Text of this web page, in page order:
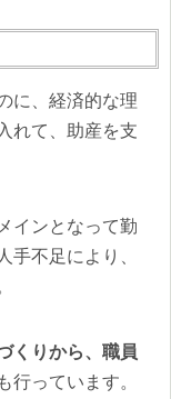
に、経済的な理
れて、助産を支
インとなって勤
手不足により、
くりから、職員
行っています。